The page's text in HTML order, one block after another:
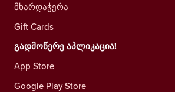
მხარდაჭერა
Gift Cards
გადმოწერე აპლიკაცია!
App Store
Google Play Store